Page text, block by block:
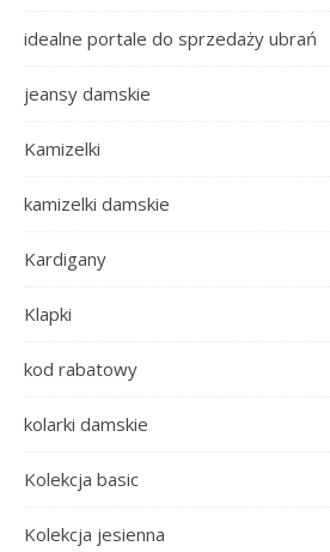
idealne portale do sprzedaży ubrań
jeansy damskie
Kamizelki
kamizelki damskie
Kardigany
Klapki
kod rabatowy
kolarki damskie
Kolekcja basic
Kolekcja jesienna